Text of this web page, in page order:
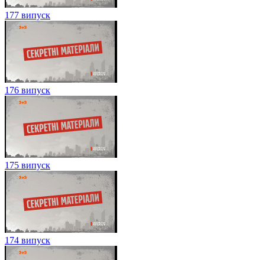
177 випуск
176 випуск
175 випуск
174 випуск